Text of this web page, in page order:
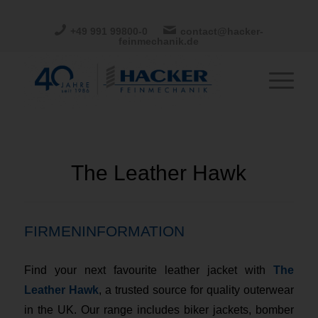
The Leather Hawk
FIRMENINFORMATION
Find your next favourite leather jacket withThe
Leather Hawk, a trusted source for quality outerwear
in the UK. Our range includes biker jackets, bomber